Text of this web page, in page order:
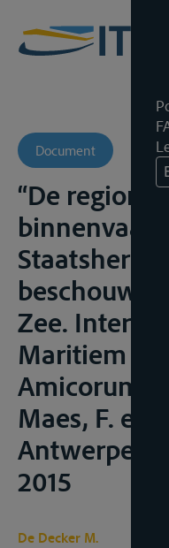
Document
“De
binnenvaart
Zee.
Maritiem
Amicorum
Maes, F. en
Antwerpen-
2015
De Decker M.